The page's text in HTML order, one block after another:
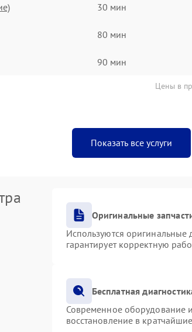
30 мин
80 мин
90 мин
Цены в
Показать все услуги
Оригинальные
Используются
гарантирует корректную
Бесплатная
Современное оборудование
восстановление в